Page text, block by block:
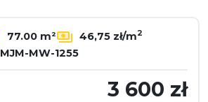
77.00 m² 46,75 zł/m2
MJM-MW-1255
3 600 zł